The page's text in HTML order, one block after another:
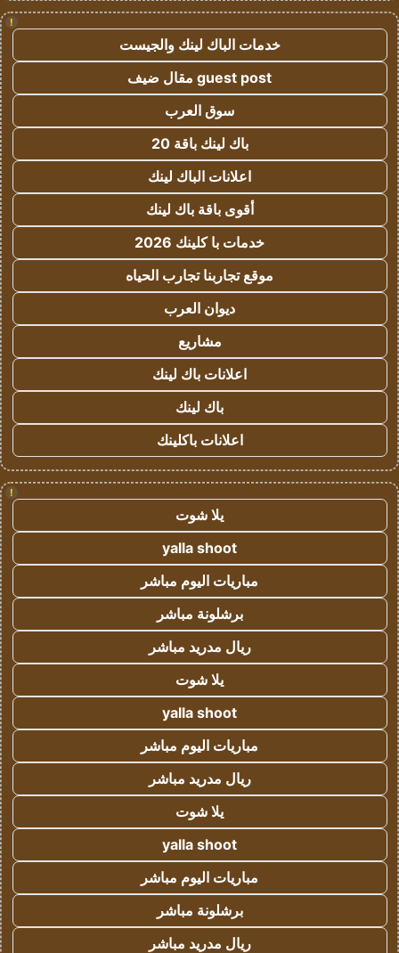
!
خدمات الباك لينك والجيست
guest post مقال ضيف
سوق العرب
باك لينك باقة 20
اعلانات الباك لينك
أقوى باقة باك لينك
خدمات با كلينك 2026
موقع تجاربنا تجارب الحياه
ديوان العرب
مشاريع
اعلانات باك لينك
باك لينك
اعلانات باكلينك
!
يلا شوت
yalla shoot
مباريات اليوم مباشر
برشلونة مباشر
ريال مدريد مباشر
يلا شوت
yalla shoot
مباريات اليوم مباشر
ريال مدريد مباشر
يلا شوت
yalla shoot
مباريات اليوم مباشر
برشلونة مباشر
ريال مدريد مباشر